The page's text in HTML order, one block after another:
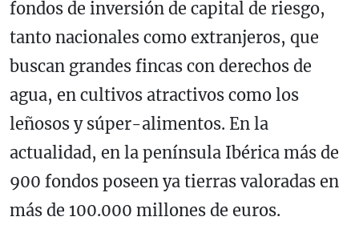
fondos de inversión de capital de riesgo,
tanto nacionales como extranjeros, que
buscan grandes fincas con derechos de
agua, en cultivos atractivos como los
leñosos y súper-alimentos. En la
actualidad, en la península Ibérica más de
900 fondos poseen ya tierras valoradas en
más de 100.000 millones de euros.